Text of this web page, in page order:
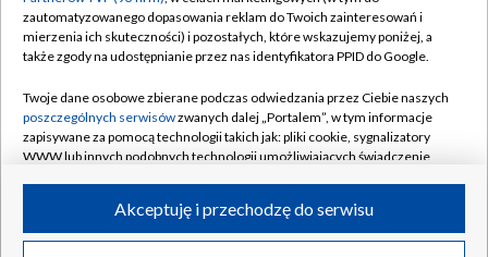
Centrum informacji TVP
Naziemna Telewizja Cyfrowa
Rada Programowa
System NOS
Informacje o nadawcy
Program dla prasy
Moje zgody
Pomoc
Kontakt
Kanały
©2026 Telewizja Polska S.A. w likwidacji
zautomatyzowanego dopasowania reklam do Twoich zainteresowań i
mierzenia ich skuteczności) i pozostałych, które wskazujemy poniżej, a
także zgody na udostępnianie przez nas identyfikatora PPID do Google.
Twoje dane osobowe zbierane podczas odwiedzania przez Ciebie naszych
poszczególnych serwisówzwanych dalej „Portalem”, w tym informacje
zapisywane za pomocą technologii takich jak: pliki cookie, sygnalizatory
WWW lub innych podobnych technologii umożliwiających świadczenie
ruchu w Internecie.Akceptuję i przechodzę do serwisu